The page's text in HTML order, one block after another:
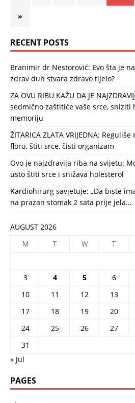
»
RECENT POSTS
Branimir dr Nestorović: Evo šta je
zdrav duh stvara zdravo tijelo?
ZA OVU RIBU KAŽU DA JE
sedmično zaštitiće vaše srce,
memoriju
ŽITARICA ZLATA VRIJEDNA:
floru, štiti srce, čisti organizam
Ovo je najzdravija riba na svijetu:
usto štiti srce i snižava holesterol
Kardiohirurg savjetuje: „Da biste
na prazan stomak 2 sata prije jela…
AUGUST 2026
M
T W T
3
4 5 6
10
11 12 13
17
18 19 20
24
25 26 27
31
« Jul
PAGES